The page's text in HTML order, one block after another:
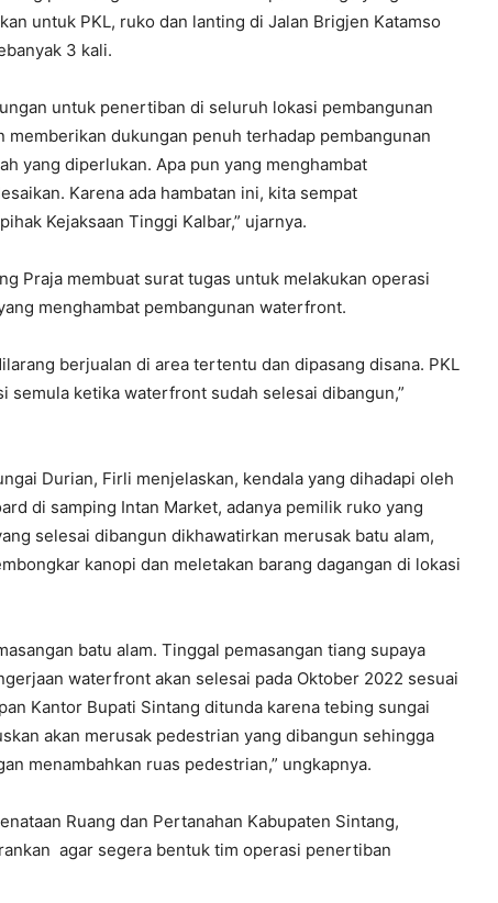
untuk PKL, ruko dan lanting di Jalan Brigjen Katamso
3 kali.
untuk penertiban di seluruh lokasi pembangunan
dukungan penuh terhadap pembangunan
yang diperlukan. Apa pun yang menghambat
Karena ada hambatan ini, kita sempat
Kejaksaan Tinggi Kalbar,” ujarnya.
Praja membuat surat tugas untuk melakukan operasi
menghambat pembangunan waterfront.
berjualan di area tertentu dan dipasang disana. PKL
semula ketika waterfront sudah selesai dibangun,”
Durian, Firli menjelaskan, kendala yang dihadapi oleh
di samping Intan Market, adanya pemilik ruko yang
selesai dibangun dikhawatirkan merusak batu alam,
kanopi dan meletakan barang dagangan di lokasi
batu alam. Tinggal pemasangan tiang supaya
waterfront akan selesai pada Oktober 2022 sesuai
Kantor Bupati Sintang ditunda karena tebing sungai
akan merusak pedestrian yang dibangun sehingga
menambahkan ruas pedestrian,” ungkapnya.
Ruang dan Pertanahan Kabupaten Sintang,
agar segera bentuk tim operasi penertiban